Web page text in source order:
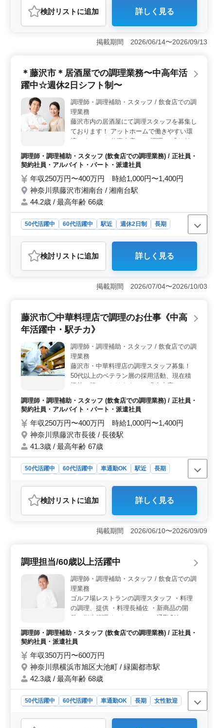
おすすめポイント
＜福利厚生の充実＞ 賞与年2回（計4.40月分）の待遇
は、安定した収入を提供します。また、雇用・労災・健
康・厚生年金の各種保険が完備されており、長期的な安
レスが少なく、通勤手当も上限なしで支給されま
す。 ＜幅広い年齢層が活躍＞ ベテラン世代の採用
ンクがある方でも応募可能で、制服貸与などのサポート
も充実しているため、働きやすい環境が整っています。
検討リスト に追加 詳しく見る
掲載期間 2026/06/14〜2026/09/13
＊藤沢市＊居酒屋での調理業務〜中高年活
躍中☆週休2日シフト制〜
調理師・調理補助・スタッフ / 飲食店での調
理業務
藤沢市内の居酒屋にて調理スタッフを募集し
ております！ アットホームで働きやすい環
境です！ ＊お仕事内容＊ ・調理 ・盛り付け
・仕込み ・食器洗浄 ・厨房業務 ・店内清掃
・調理補助 ＊ポイント＊ ・週休2日シフト
制 ・社会保険完備 ・勤務時間応相談 ・50
代、60代の採用実績あり ・駅チカ ＼まずは
お気軽にお問い合わせください／
調理師・調理補助・スタッフ (飲食店での調理業務) / 正社員・
契約社員・アルバイト・パート・派遣社員
年収250万円〜400万円 時給1,000円〜1,400円
神奈川県藤沢市湘南台 / 湘南台駅
44.2歳 / 最高年齢 66歳
50代活躍中 60代活躍中 駅近 週休2日制
長期
調理師・調理補助・スタッフ
おすすめポイント
＜働きやすさ＞ 週休2日制で、勤務時間相談可能。駅近
で通勤ラクラク。 50代、60代も活躍中の働きやすい職
場です。 ＜業務内容＞ 調理から食器洗浄、店内清
面も充実しております。 長期で安心して働ける環境が
整っています。
検討リスト に追加 詳しく見る
掲載期間 2026/07/04〜2026/10/03
藤沢市◯中華料理店で調理のお仕事《中高
年活躍中・駅チカ》
調理師・調理補助・スタッフ / 飲食店での調
理業務
藤沢市・中華料理店の調理スタッフ募集！
50代以上のベテラン層の採用活動、現在積
極的に行っております。 ＊求人内容＊ ・調
理 ・盛り付け ・仕込み ・食器洗浄 ・厨房
業務 ・店内清掃 ・調理補助 ＊マイカー通勤
OK ＊駅チカ ＊社会保険完備 ＊勤務時間応
相談 培ってきたご経験を活かし、 美味しい
中華料理やラーメンを作っていきませんか？
ブランクのある方もご応募可能！ まずお気
調理師・調理補助・スタッフ (飲食店での調理業務) / 正社員・
契約社員・アルバイト・パート・派遣社員
年収250万円〜400万円 時給1,000円〜1,400円
神奈川県藤沢市長後 / 長後駅
41.3歳 / 最高年齢 67歳
50代活躍中 60代活躍中 車通勤OK 駅近
長期
調理師・調理補助・スタッフ
おすすめポイント
＜駅チカでアクセス良好＞ 藤沢市内の中華料理店での
お仕事。店舗は長後駅から近く、通勤が便利です。電車
や車での通勤がしやすい立地条件で、毎日の勤務におい
り、年齢を重ねた方々が新たなキャリアを築ける環境が
整っています。ブランクのある方も歓迎で、調理経験を
生かして活躍できる場です。 ＜雇用形態＞ 正社
員、契約社員、アルバイト、パート、派遣社員と多様な
雇用形態から選べるため、ライフスタイルに合わせた働
き方が可能です。勤務時間の相談もでき、柔軟に対応で
検討リスト に追加 詳しく見る
掲載期間 2026/06/10〜2026/09/09
調理担当/60歳以上活躍中
調理師・調理補助・スタッフ / 飲食店での調
理業務
ゴルフ場レストランの調理スタッフ ・料理
の調理、提供 ・料理長補佐 ・新商品の開
発、衛生管理 など ＊マイカー通勤OK ＊交
通費実費支給（上限なし） 幅広い調理の仕
事に関わることができ、ベテランならではの
経験を活かせ、多彩なキャリアをさらに積み
上げられます！
調理師・調理補助・スタッフ (飲食店での調理業務) / 正社員・
契約社員・派遣社員
年収350万円〜600万円
神奈川県横浜市旭区大池町 / 緑園都市駅
42.3歳 / 最高年齢 68歳
50代活躍中 60代活躍中 車通勤OK 長期
女性歓迎